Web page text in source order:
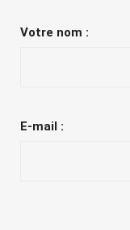
Votre nom :
E-mail :